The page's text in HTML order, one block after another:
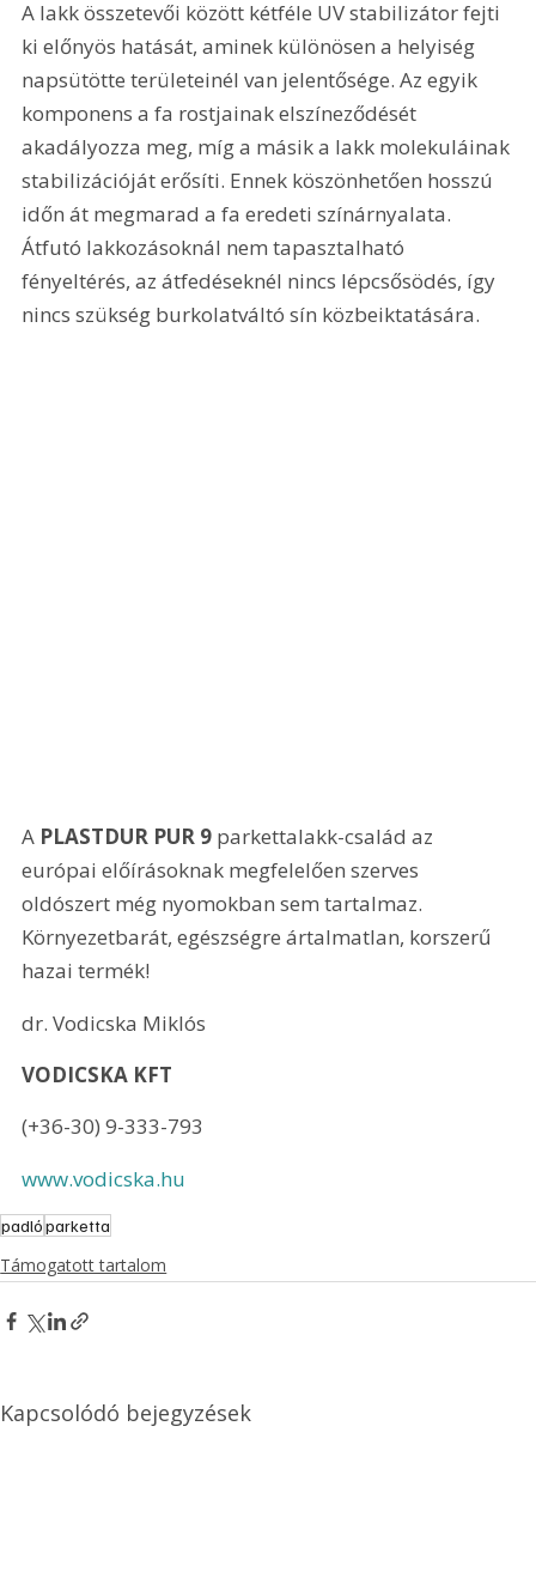
A lakk összetevői között kétféle UV stabilizátor fejti
ki előnyös hatását, aminek különösen a helyiség
napsütötte területeinél van jelentősége. Az egyik
komponens a fa rostjainak elszíneződését
akadályozza meg, míg a másik a lakk molekuláinak
stabilizációját erősíti. Ennek köszönhetően hosszú
időn át megmarad a fa eredeti színárnyalata.
Átfutó lakkozásoknál nem tapasztalható
fényeltérés, az átfedéseknél nincs lépcsősödés, így
nincs szükség burkolatváltó sín közbeiktatására.
A PLASTDUR PUR 9 parkettalakk-család az
európai előírásoknak megfelelően szerves
oldószert még nyomokban sem tartalmaz.
Környezetbarát, egészségre ártalmatlan, korszerű
hazai termék!
dr. Vodicska Miklós
VODICSKA KFT
(+36-30) 9-333-793
www.vodicska.hu
padlóparketta
Támogatott tartalom
Kapcsolódó bejegyzések